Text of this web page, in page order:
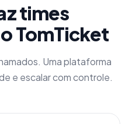
times
TomTicket
Uma plataforma
e escalar com controle.